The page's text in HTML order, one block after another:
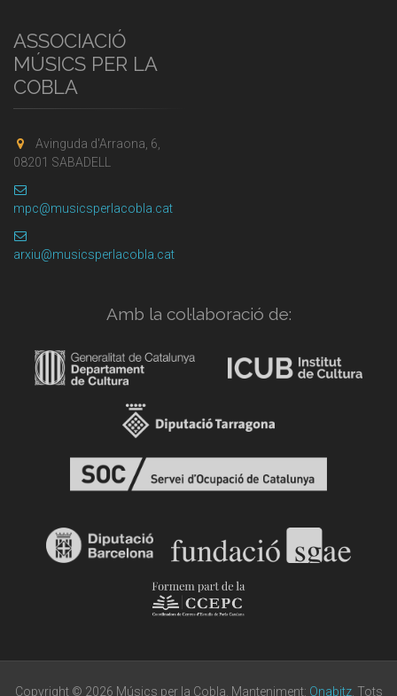
ASSOCIACIÓ
MÚSICS PER LA
COBLA
Avinguda d'Arraona, 6,
08201 SABADELL
mpc@musicsperlacobla.cat
arxiu@musicsperlacobla.cat
Amb la col·laboració de:
Copyright © 2026 Músics per la Cobla. Manteniment: Onabitz. Tots